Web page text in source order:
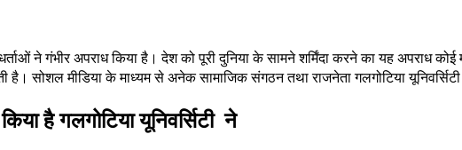
ने गंभीर अपराध किया है। देश को पूरी दुनिया के सामने शर्मिंदा करने का यह अपराध
है। सोशल मीडिया के माध्यम से अनेक सामाजिक संगठन तथा राजनेता गलगोटिया
है गलगोटिया यूनिवर्सिटी ने